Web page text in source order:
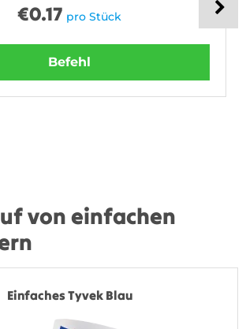
€0.17 pro Stück
Befehl
von einfachen
Einfaches Tyvek Blau